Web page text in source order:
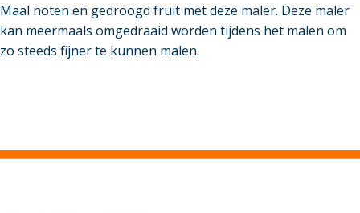
Maal noten en gedroogd fruit met deze maler. Deze maler
kan meermaals omgedraaid worden tijdens het malen om
zo steeds fijner te kunnen malen.